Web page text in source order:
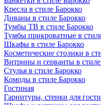
Кресла в стиле Барокко
Диваны в стиле Барокко
Тумбы ТВ в стиле Барокко
Тумбы прикроватные в
Шкафы в стиле Барокко
Косметические столики в
Витрины и серванты в
Стулья в стиле Барокко
Комоды в стиле Барокко
Гостиная
Гарнитуры, стенки для